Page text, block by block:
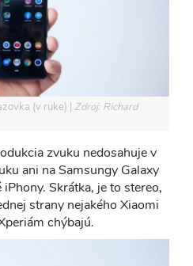
(v ruke)
Zdroj: Richard
zvuku nedosahuje v
ani na Samsungy Galaxy
Skrátka, je to stereo,
strany nejakého Xiaomi
chýbajú.